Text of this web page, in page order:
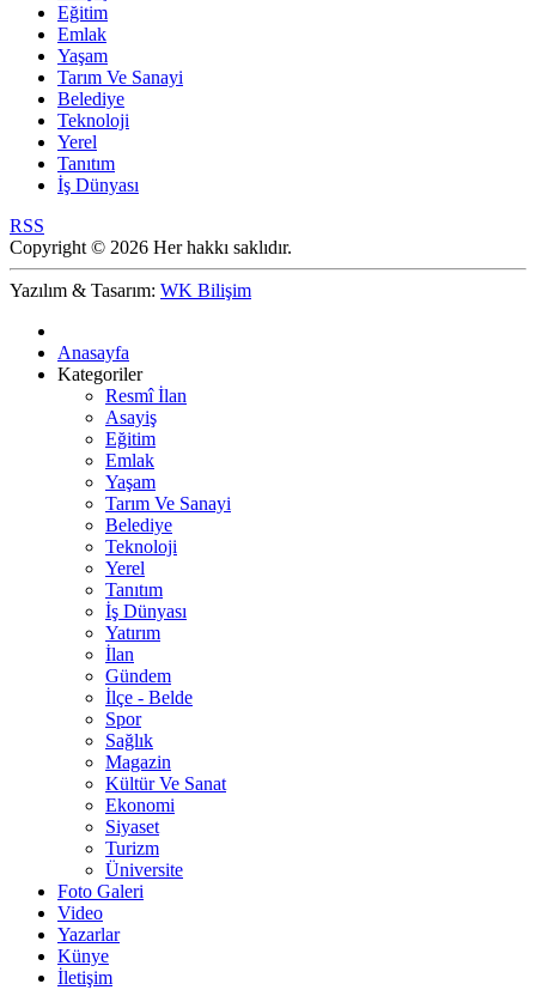
Eğitim
Emlak
Yaşam
Tarım Ve Sanayi
Belediye
Teknoloji
Yerel
Tanıtım
İş Dünyası
RSS
Copyright © 2026 Her hakkı saklıdır.
Yazılım & Tasarım: WK Bilişim
Anasayfa
Kategoriler
Resmî İlan
Asayiş
Eğitim
Emlak
Yaşam
Tarım Ve Sanayi
Belediye
Teknoloji
Yerel
Tanıtım
İş Dünyası
Yatırım
İlan
Gündem
İlçe - Belde
Spor
Sağlık
Magazin
Kültür Ve Sanat
Ekonomi
Siyaset
Turizm
Üniversite
Foto Galeri
Video
Yazarlar
Künye
İletişim